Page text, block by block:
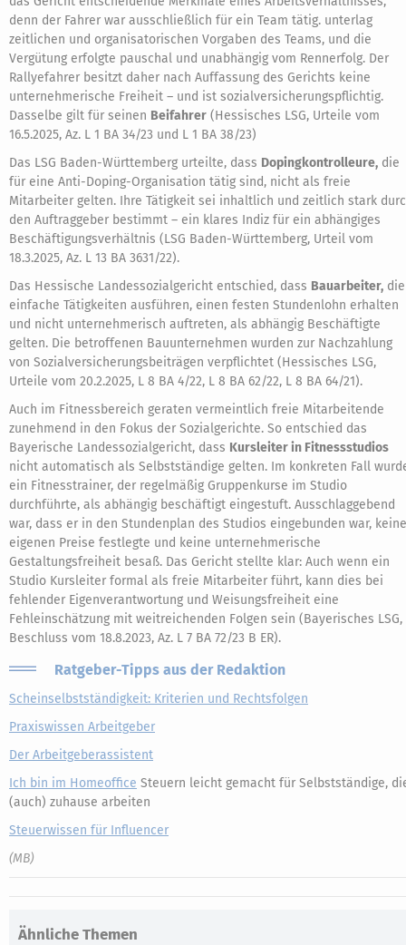
denn der Fahrer war ausschließlich für ein Team tätig. unterlag
zeitlichen und organisatorischen Vorgaben des Teams, und die
Vergütung erfolgte pauschal und unabhängig vom Rennerfolg. Der
Rallyefahrer besitzt daher nach Auffassung des Gerichts keine
unternehmerische Freiheit – und ist sozialversicherungspflichtig.
Dasselbe gilt für seinen Beifahrer (Hessisches LSG, Urteile vom
16.5.2025, Az. L 1 BA 34/23 und L 1 BA 38/23)
Das LSG Baden-Württemberg urteilte, dass Dopingkontrolleure, die
für eine Anti-Doping-Organisation tätig sind, nicht als freie
Mitarbeiter gelten. Ihre Tätigkeit sei inhaltlich und zeitlich stark
den Auftraggeber bestimmt – ein klares Indiz für ein abhängiges
Beschäftigungsverhältnis (LSG Baden-Württemberg, Urteil vom
18.3.2025, Az. L 13 BA 3631/22).
Das Hessische Landessozialgericht entschied, dass Bauarbeiter, die
einfache Tätigkeiten ausführen, einen festen Stundenlohn erhalten
und nicht unternehmerisch auftreten, als abhängig Beschäftigte
gelten. Die betroffenen Bauunternehmen wurden zur Nachzahlung
von Sozialversicherungsbeiträgen verpflichtet (Hessisches LSG,
Urteile vom 20.2.2025, L 8 BA 4/22, L 8 BA 62/22, L 8 BA 64/21).
Auch im Fitnessbereich geraten vermeintlich freie Mitarbeitende
zunehmend in den Fokus der Sozialgerichte. So entschied das
Bayerische Landessozialgericht, dass Kursleiter in Fitnessstudios
nicht automatisch als Selbstständige gelten. Im konkreten Fall
ein Fitnesstrainer, der regelmäßig Gruppenkurse im Studio
durchführte, als abhängig beschäftigt eingestuft. Ausschlaggebend
war, dass er in den Stundenplan des Studios eingebunden war, keine
eigenen Preise festlegte und keine unternehmerische
Gestaltungsfreiheit besaß. Das Gericht stellte klar: Auch wenn ein
Studio Kursleiter formal als freie Mitarbeiter führt, kann dies bei
fehlender Eigenverantwortung und Weisungsfreiheit eine
Fehleinschätzung mit weitreichenden Folgen sein (Bayerisches LSG,
Beschluss vom 18.8.2023, Az. L 7 BA 72/23 B ER).
Ratgeber-Tipps aus der Redaktion
Scheinselbstständigkeit: Kriterien und Rechtsfolgen
Praxiswissen Arbeitgeber
Der Arbeitgeberassistent
Ich bin im Homeoffice Steuern leicht gemacht für Selbstständige,
(auch) zuhause arbeiten
Steuerwissen für Influencer
(MB)
Ähnliche Themen